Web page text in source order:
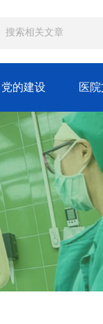
党的建设 医